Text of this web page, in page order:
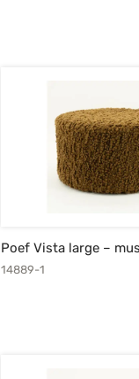
Poef Vista large –
14889-1